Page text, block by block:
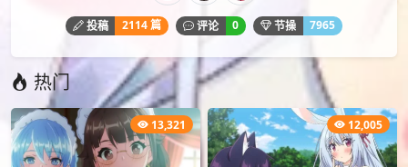
投稿 2114 篇 评论 0 节操 7965
热门
13,321 12,005